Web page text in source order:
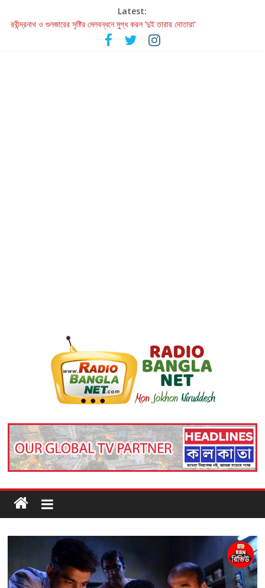
Latest:
রবীন্দ্রনাথ ও গুলজারের সৃষ্টির মেলবন্ধনে মুগ্ধ করল ‘দুই তারার দোতারা’
কলের গান থেকে রীলস্ — বাঙালির গান শোনার বিবর্তনের গল্প
জগন্নাথমঙ্গলম্ — বাংলায় প্রথমবার মঞ্চে এবার রথযাত্রার উদযাপন